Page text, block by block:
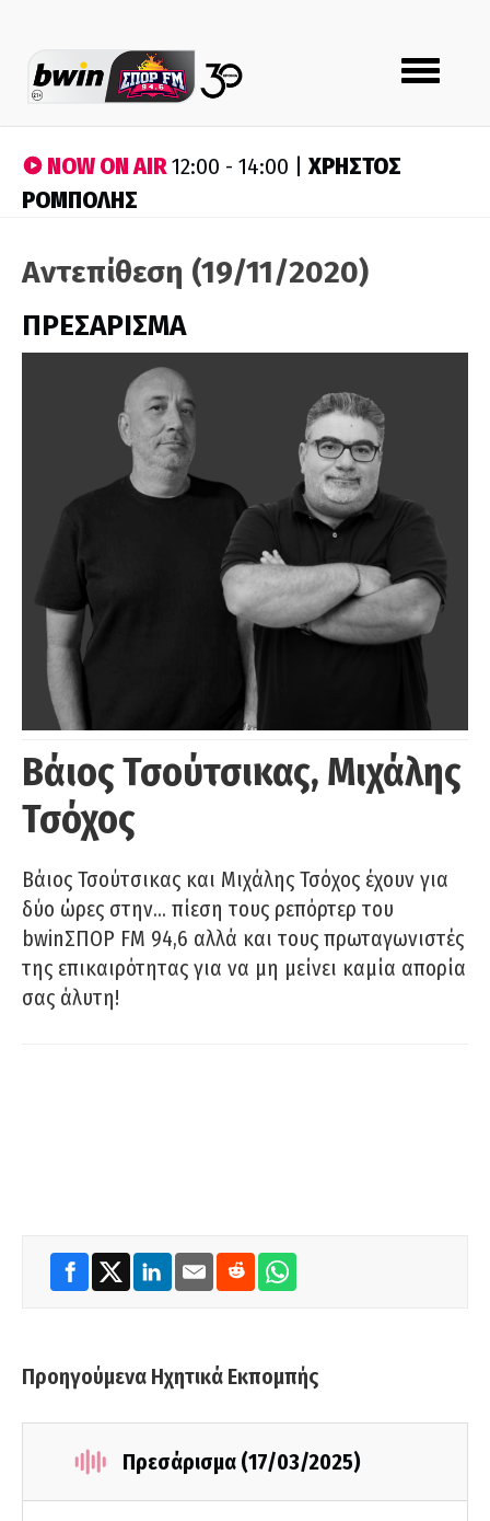
Toggle
navigation
NOW ON AIR12:00 - 14:00 | ΧΡΗΣΤΟΣ
ΡΟΜΠΟΛΗΣ
Αντεπίθεση (19/11/2020)
ΠΡΕΣΑΡΙΣΜΑ
Βάιος Τσούτσικας, Μιχάλης
Τσόχος
Βάιος Τσούτσικας και Μιχάλης Τσόχος έχουν για
δύο ώρες στην… πίεση τους ρεπόρτερ του
bwinΣΠΟΡ FM 94,6 αλλά και τους πρωταγωνιστές
της επικαιρότητας για να μη μείνει καμία απορία
σας άλυτη!
Προηγούμενα Ηχητικά Εκπομπής
Πρεσάρισμα (17/03/2025)